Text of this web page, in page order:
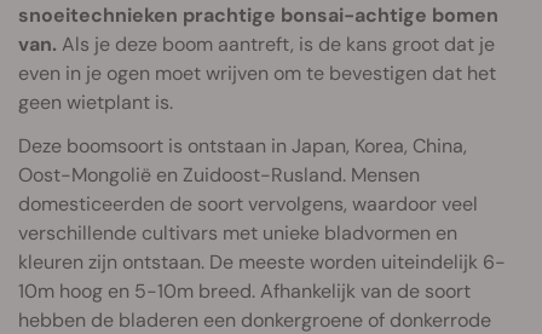
snoeitechnieken prachtige bonsai-achtige bomen
van. Als je deze boom aantreft, is de kans groot dat je
even in je ogen moet wrijven om te bevestigen dat het
geen wietplant is.
Deze boomsoort is ontstaan in Japan, Korea, China,
Oost-Mongolië en Zuidoost-Rusland. Mensen
domesticeerden de soort vervolgens, waardoor veel
verschillende cultivars met unieke bladvormen en
kleuren zijn ontstaan. De meeste worden uiteindelijk 6-
10m hoog en 5-10m breed. Afhankelijk van de soort
hebben de bladeren een donkergroene of donkerrode